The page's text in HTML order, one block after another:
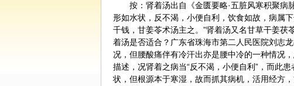
按：肾着汤出自《金匮要略·五脏风寒积聚病
形如水状，反不渴，小便自利，饮食如故，病属
千钱，甘姜苓术汤主之。”肾着汤又名甘草干姜
着汤是否适合？广东省珠海市第二人民医院刘志
况，但腰酸痛伴有冷汗出亦是腰中冷的一种情况
描述，况肾着之病当“反不渴，小便自利”，而此
状，但根源本于寒湿，故而抓其病机，活用经方